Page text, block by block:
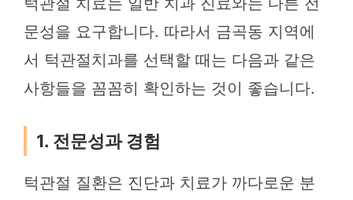
문성을 요구합니다. 따라서 금곡동 지역에
서 턱관절치과를 선택할 때는 다음과 같은
사항들을 꼼꼼히 확인하는 것이 좋습니다.
1. 전문성과 경험
턱관절 질환은 진단과 치료가 까다로운 분